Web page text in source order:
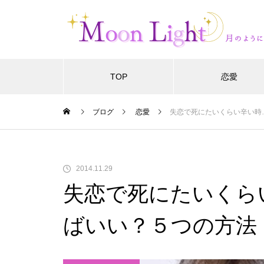
TOP 恋愛
ブログ 恋愛 失恋で死にたいくらい辛い
2014.11.29
失恋で死にたいく
ばいい？５つの方法